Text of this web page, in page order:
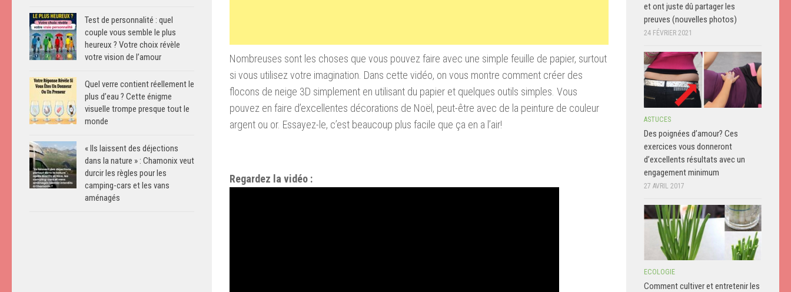
Nombreuses sont les choses que vous pouvez faire avec une simple feuille de papier, surtout
si vous utilisez votre imagination Dans cette vidéo, on vous montre comment créer des
flocons de neige 3D simplement en utilisant du papier et quelques outils simples Vous
pouvez en faire d’excellentes décorations de Noël, peut-être avec de la peinture de couleur
argent ou or. Essayez-le, c’est beaucoup plus facile que ça en a l’air!
Regardez la vidéo :
Test de personnalité : quel
couple vous semble le plus
heureux ? Votre choix révèle
votre vision de l’amour
Quel verre contient réellement le
plus d’eau ? Cette énigme
visuelle trompe presque tout le
monde
« Ils laissent des déjections
dans la nature » : Chamonix veut
durcir les règles pour les
camping-cars et les vans
aménagés
et ont juste dû partager les
preuves (nouvelles photos)
24 FÉVRIER 2021
ASTUCES
Des poignées d’amour? Ces
exercices vous donneront
d’excellents résultats avec un
engagement minimum
27 AVRIL 2017
ECOLOGIE
Comment cultiver et entretenir les